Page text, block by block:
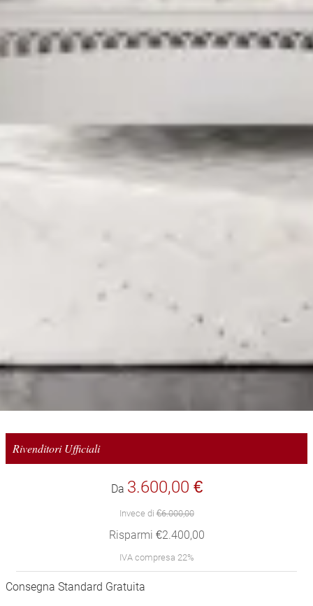
Rivenditori Ufficiali
Da 3.600,00 €
Invece di€6.000,00
Risparmi €2.400,00
IVA compresa 22%
Consegna Standard Gratuita